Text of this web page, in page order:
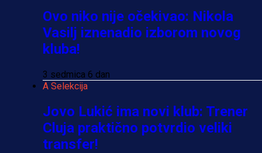
Ovo niko nije očekivao: Nikola
Vasilj iznenadio izborom novog
kluba!
3 sedmica 6 dan
A Selekcija
Jovo Lukić ima novi klub: Trener
Cluja praktično potvrdio veliki
transfer!